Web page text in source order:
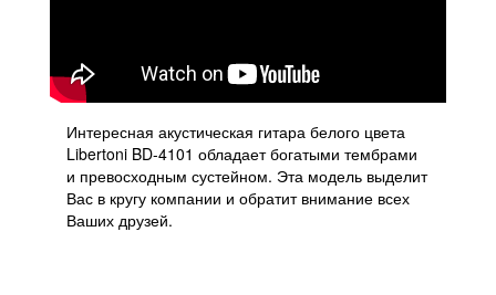
Интересная акустическая гитара белого цвета
Libertoni BD-4101 обладает богатыми тембрами
и превосходным сустейном. Эта модель выделит
Вас в кругу компании и обратит внимание всех
Ваших друзей.